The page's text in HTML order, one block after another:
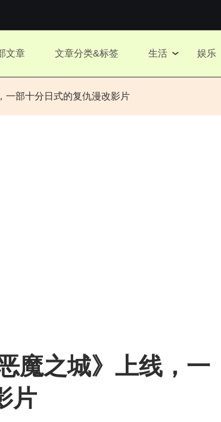
文章 文章分类&标签 生活 娱乐
一部十分日式的复仇漫改影片
魔之城》上线，一
片